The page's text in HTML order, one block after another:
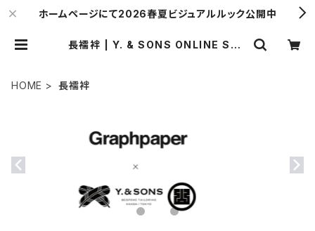
ホームページにて2026春夏ビジュアルルック公開中
長襦袢 | Y. & SONS ONLINE STO
HOME 長襦袢